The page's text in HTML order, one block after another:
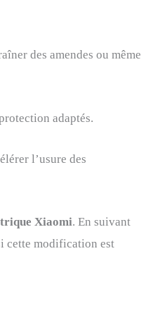
des amendes ou même
adaptés.
l’usure des
Xiaomi. En suivant
cette modification est